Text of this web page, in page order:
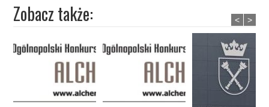
Zobacz także: < >